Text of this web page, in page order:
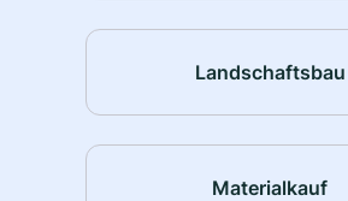
Landschaftsbau
Materialkauf